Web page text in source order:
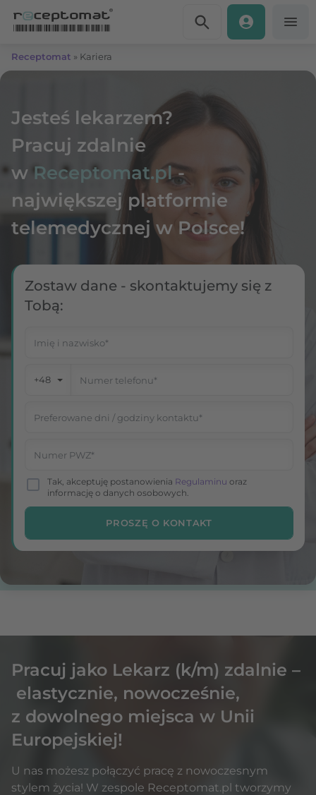
Receptomat » Kariera
Jesteś lekarzem?
Pracuj zdalnie
w Receptomat.pl-
największej platformie
telemedycznej w Polsce!
Zostaw dane - skontaktujemy się z
Tobą:
Tak, akceptuję postanowienia Regulaminu oraz
informację o danych osobowych.
Pracuj jako Lekarz (k/m) zdalnie –
elastycznie, nowocześnie,
z dowolnego miejsca w Unii
Europejskiej!
U nas możesz połączyć pracę z nowoczesnym
stylem życia! W zespole Receptomat.pl tworzymy